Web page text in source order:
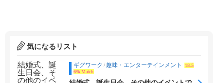
気になるリスト
ギグワーク / 趣味・エンターテインメント
18.5
6% Match